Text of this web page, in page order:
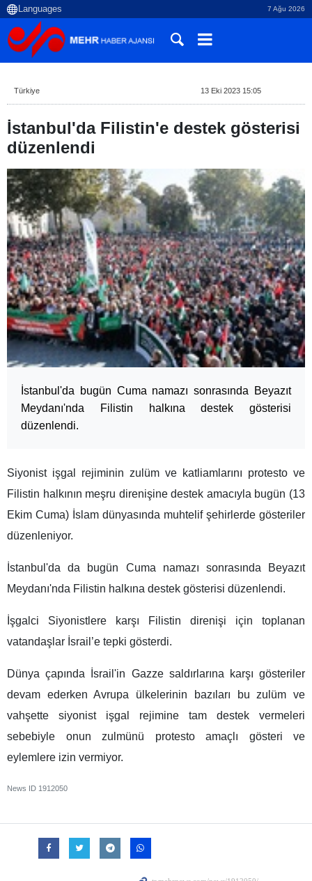
7 Ağu 2026
Türkiye 13 Eki 2023 15:05
İstanbul'da Filistin'e destek gösterisi
düzenlendi
İstanbul'da bugün Cuma namazı sonrasında Beyazıt
Meydanı'nda Filistin halkına destek gösterisi
düzenlendi.
Siyonist işgal rejiminin zulüm ve katliamlarını protesto ve
Filistin halkının meşru direnişine destek amacıyla bugün (13
Ekim Cuma) İslam dünyasında muhtelif şehirlerde gösteriler
düzenleniyor.
İstanbul'da da bugün Cuma namazı sonrasında Beyazıt
Meydanı'nda Filistin halkına destek gösterisi düzenlendi.
İşgalci Siyonistlere karşı Filistin direnişi için toplanan
vatandaşlar İsrail’e tepki gösterdi.
Dünya çapında İsrail'in Gazze saldırlarına karşı gösteriler
devam ederken Avrupa ülkelerinin bazıları bu zulüm ve
vahşette siyonist işgal rejimine tam destek vermeleri
sebebiyle onun zulmünü protesto amaçlı gösteri ve
eylemlere izin vermiyor.
News ID 1912050